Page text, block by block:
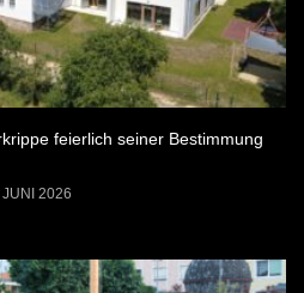
feierlich seiner Bestimmung
2026